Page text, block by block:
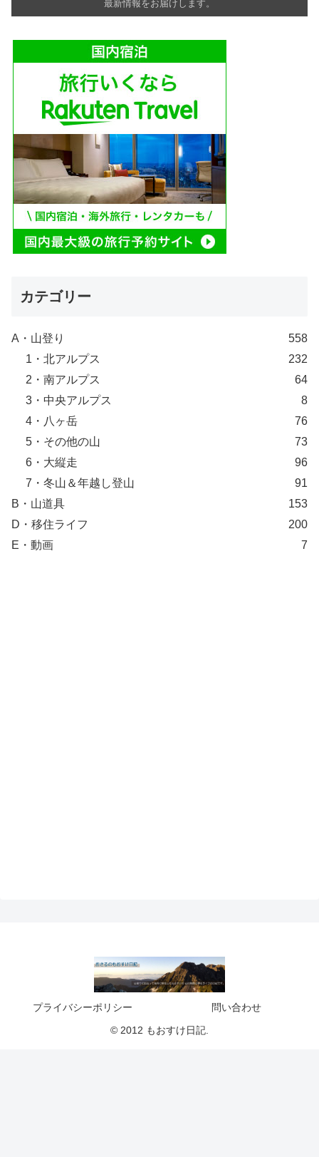
最新情報をお届けします。
カテゴリー
A・山登り
558
1・北アルプス
232
2・南アルプス
64
3・中央アルプス
8
4・八ヶ岳
76
5・その他の山
73
6・大縦走
96
7・冬山＆年越し登山
91
B・山道具
153
D・移住ライフ
200
E・動画
7
プライバシーポリシー
問い合わせ
© 2012 もおすけ日記.